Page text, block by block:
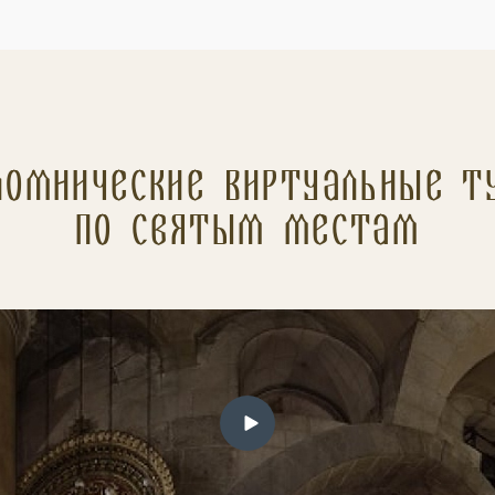
Виртуальные
по святым местам